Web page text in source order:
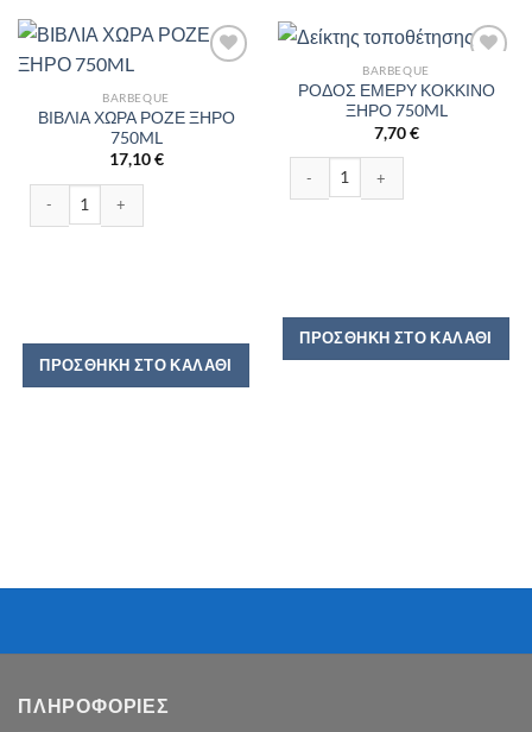
BARBEQUE
ΒΙΒΛΙΑ ΧΩΡΑ ΡΟΖΕ ΞΗΡΟ
750ML
17,10€
ΠΡΟΣΘΉΚΗ ΣΤΟ ΚΑΛΆΘΙ
BARBEQUE
ΡΟΔΟΣ ΕΜΕΡΥ ΚΟΚΚΙΝΟ
ΞΗΡΟ 750ML
7,70€
ΡΟΔΟΣ ΕΜΕΡΥ ΚΟΚΚΙΝΟ ΞΗΡΟ
ΠΡΟΣΘΉΚΗ ΣΤΟ ΚΑΛΆΘΙ
ΠΛΗΡΟΦΟΡΙΕΣ